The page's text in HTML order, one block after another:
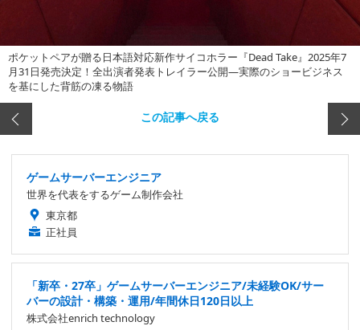
ポケットペアが贈る日本語対応新作サイコホラー『Dead Take』2025年7
月31日発売決定！全出演者発表トレイラー公開―実際のショービジネス
を基にした背筋の凍る物語
この記事へ戻る
ゲームサーバーエンジニア
世界を代表をするゲーム制作会社
東京都
正社員
「新卒・27卒」ゲームサーバーエンジニア/未経験OK/サー
バーの設計・構築・運用/年間休日120日以上
株式会社enrich technology